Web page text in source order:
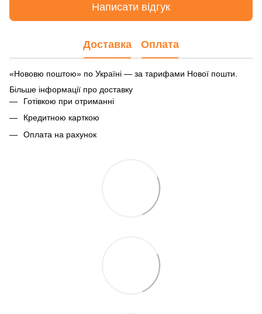
Написати відгук
Доставка Оплата
«Нововю поштою» по Україні — за тарифами Нової пошти.
Більше інформації про доставку
Готівкою при отриманні
Кредитною карткою
Оплата на рахунок